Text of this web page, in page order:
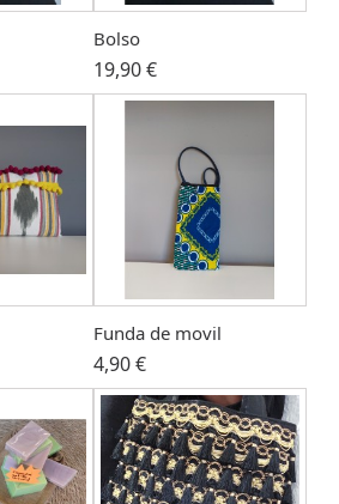
Bolso
19,90 €
Funda de movil
4,90 €